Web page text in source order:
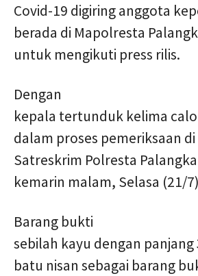
Covid-19 digiring anggota
berada di Mapolresta
untuk mengikuti press rilis.
Dengan
kepala tertunduk kelima
dalam proses pemeriksaan
Satreskrim Polresta
kemarin malam, Selasa (21/
Barang bukti
sebilah kayu dengan
batu nisan sebagai barang